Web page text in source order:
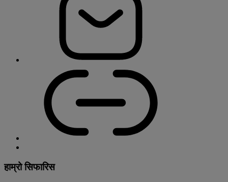
हाम्रो सिफारिस